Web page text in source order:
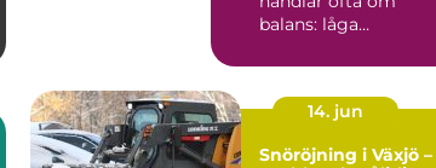
balans: låga
14. jun
Snöröjning i Växjö –